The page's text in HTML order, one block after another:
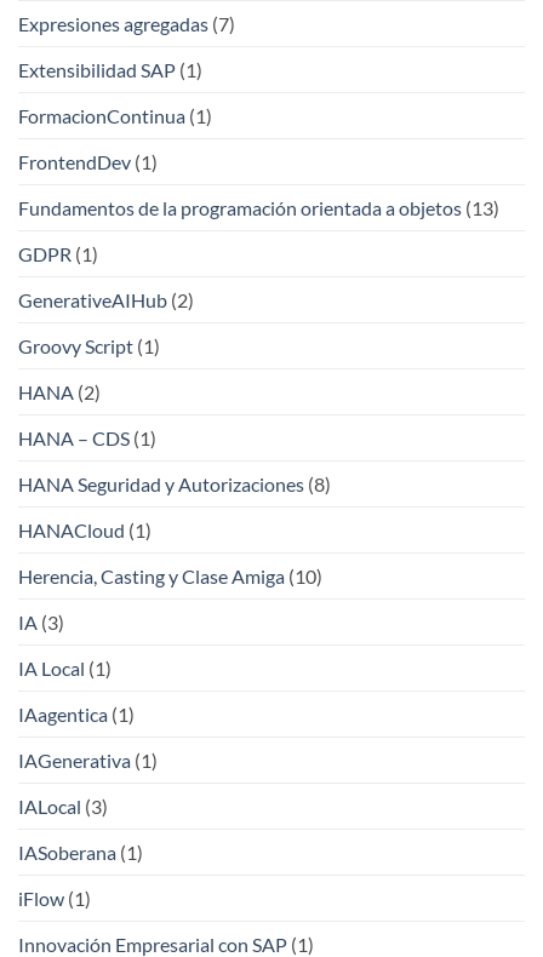
Expresiones agregadas (7)
Extensibilidad SAP (1)
FormacionContinua (1)
FrontendDev (1)
Fundamentos de la programación orientada a objetos (13)
GDPR (1)
GenerativeAIHub (2)
Groovy Script (1)
HANA (2)
HANA – CDS (1)
HANA Seguridad y Autorizaciones (8)
HANACloud (1)
Herencia, Casting y Clase Amiga (10)
IA (3)
IA Local (1)
IAagentica (1)
IAGenerativa (1)
IALocal (3)
IASoberana (1)
iFlow (1)
Innovación Empresarial con SAP (1)